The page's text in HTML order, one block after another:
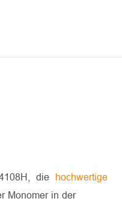
die hochwertige
Monomer in der